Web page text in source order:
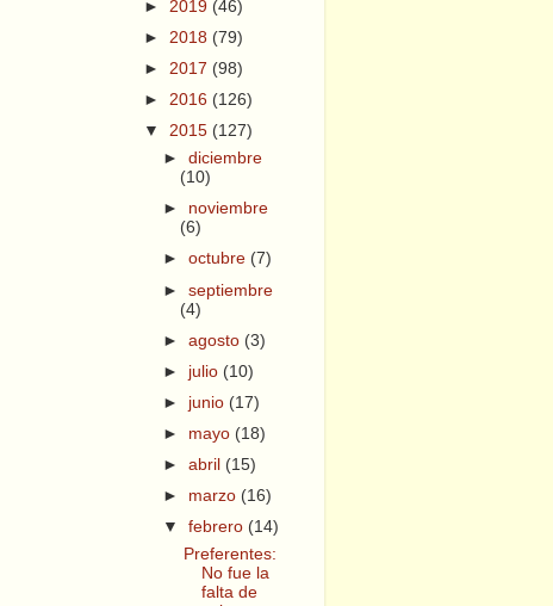
► 2019 (46)
► 2018 (79)
► 2017 (98)
► 2016 (126)
▼ 2015 (127)
►diciembre
(10)
► noviembre
(6)
►octubre (7)
►septiembre
(4)
►agosto (3)
► julio (10)
► junio (17)
► mayo (18)
►abril (15)
► marzo (16)
▼febrero (14)
Preferentes:
No fue la
falta de